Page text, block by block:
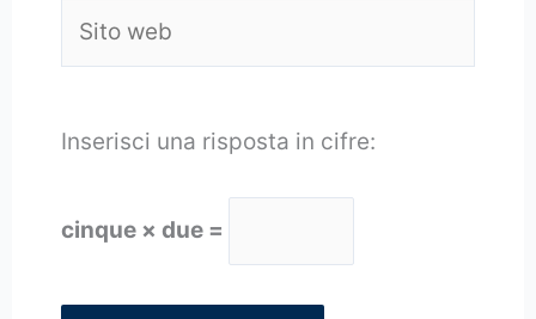
web
Inserisci una risposta in cifre:
cinque × due =